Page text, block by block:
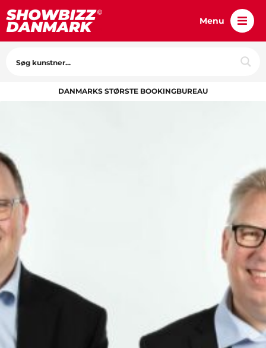
Menu
DANMARKS STØRSTE BOOKINGBUREAU